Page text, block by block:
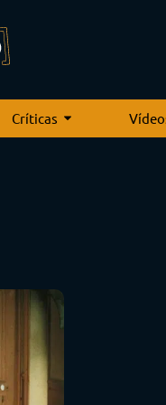
Críticas